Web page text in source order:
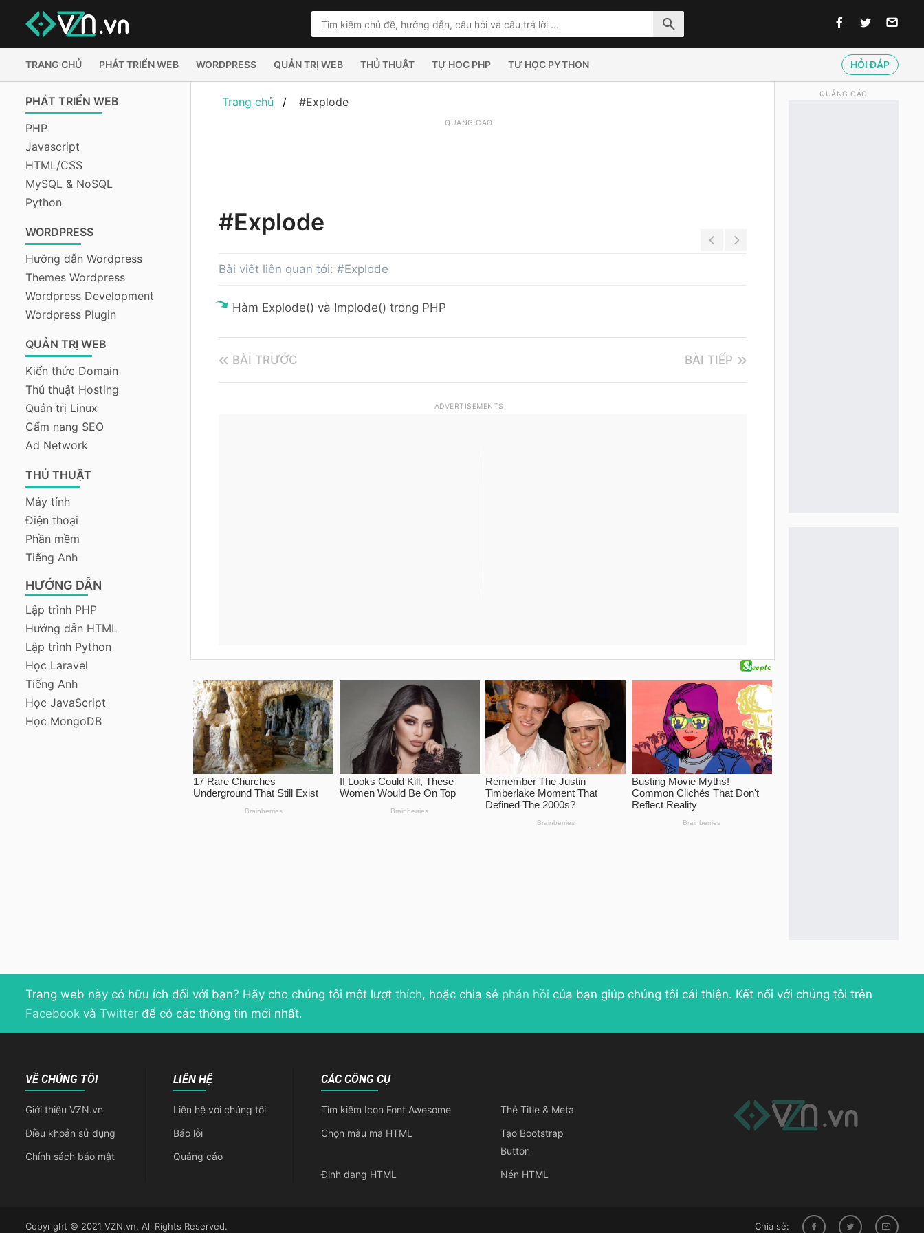
TRANG CHỦ PHÁT TRIỂN WEB WORDPRESS QUẢN TRỊ WEB THỦ THUẬT TỰ HỌC PHP TỰ HỌC PYTHON HỎI ĐÁP
PHÁT TRIỂN WEB
PHP
Javascript
HTML/CSS
MySQL & NoSQL
Python
WORDPRESS
Hướng dẫn Wordpress
Themes Wordpress
Wordpress Development
Wordpress Plugin
QUẢN TRỊ WEB
Kiến thức Domain
Thủ thuật Hosting
Quản trị Linux
Cẩm nang SEO
Ad Network
THỦ THUẬT
Máy tính
Điện thoại
Phần mềm
Tiếng Anh
HƯỚNG DẪN
Lập trình PHP
Hướng dẫn HTML
Lập trình Python
Học Laravel
Tiếng Anh
Học JavaScript
Học MongoDB
Trang chủ #Explode
QUẢNG CÁO
#Explode
Bài viết liên quan tới: #Explode
Hàm Explode() và Implode() trong PHP
BÀI TRƯỚC BÀI TIẾP
ADVERTISEMENTS
QUẢNG CÁO
Trang web này có hữu ích đối với bạn? Hãy cho chúng tôi một lượt thích, hoặc chia sẻ phản hồi của bạn giúp chúng tôi cải thiện. Kết nối với chúng tôi trên
Facebook và Twitter để có các thông tin mới nhất.
VỀ CHÚNG TÔI
Giới thiệu VZN.vn
Điều khoản sử dụng
Chính sách bảo mật
LIÊN HỆ
Liên hệ với chúng tôi
Báo lỗi
Quảng cáo
CÁC CÔNG CỤ
Tìm kiếm Icon Font Awesome
Thẻ Title & Meta
Chọn màu mã HTML
Tạo Bootstrap
Button
Định dạng HTML
Nén HTML
Copyright © 2021 VZN.vn. All Rights Reserved. Chia sẻ: